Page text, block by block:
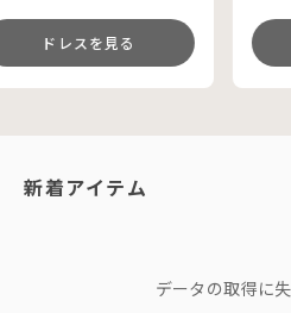
を見る ドレス
新着アイテム
データの取得に